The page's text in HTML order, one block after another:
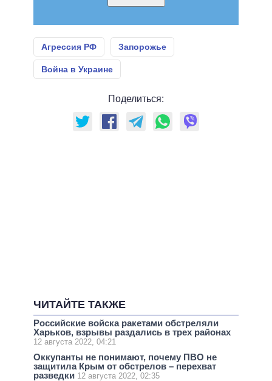
Агрессия РФ Запорожье
Война в Украине
Поделиться:
ЧИТАЙТЕ ТАКЖЕ
Российские войска ракетами обстреляли
Харьков, взрывы раздались в трех районах
12 августа 2022, 04:21
Оккупанты не понимают, почему ПВО не
защитила Крым от обстрелов – перехват
разведки 12 августа 2022, 02:35